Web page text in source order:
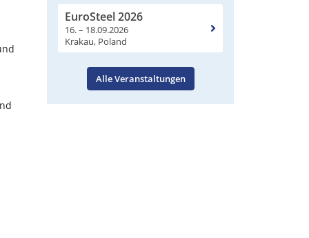
EuroSteel 2026
16. – 18.09.2026
Krakau, Poland
Alle Veranstaltungen